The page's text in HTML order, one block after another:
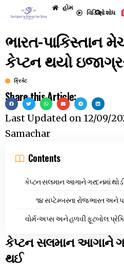
હોમ
વિડિઓશોધ
ભારત-પાકિસ્તાન
કેપ્ટન થયો
ક્રિકેટ
Share this Article:
Last Updated on 12/09/
Samachar
Contents
કેપ્ટન સલમાન આગાને ગરદનમાં
૧૪ સપ્ટેમ્બરના રોજ ભારત અને
વોર્મ-અપ્સ અને હળવી ફૂટબોલ
કેપ્ટન સલમાન આગાને
થઈ